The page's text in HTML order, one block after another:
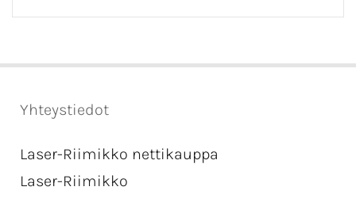
Yhteystiedot
Laser-Riimikko nettikauppa
Laser-Riimikko